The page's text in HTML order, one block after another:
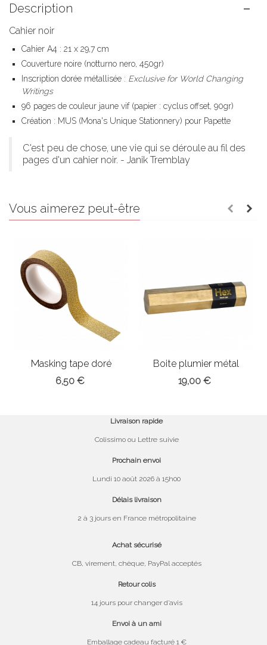
Description
Cahier noir
Cahier A4 : 21 x 29,7 cm
Couverture noire (notturno nero, 450gr)
Inscription dorée métallisée : Exclusive for World Changing
Writings
96 pages de couleur jaune vif (papier : cyclus offset, 90gr)
Création : MUS (Mona's Unique Stationnery) pour Papette
C'est peu de chose, une vie qui se déroule au fil des
pages d'un cahier noir. - Janik Tremblay
Vous aimerez peut-être
Masking tape doré
pailleté
6,50 €
Boite plumier métal
19,00 €
Livraison rapide
Colissimo ou Lettre suivie
Prochain envoi
Lundi 10 août 2026 à 15h00
Délais livraison
2 à 3 jours en France métropolitaine
Achat sécurisé
CB, virement, chèque, PayPal acceptés
Retour colis
14 jours pour changer d’avis
Envoi à un ami
Emballage cadeau facturé 1 €